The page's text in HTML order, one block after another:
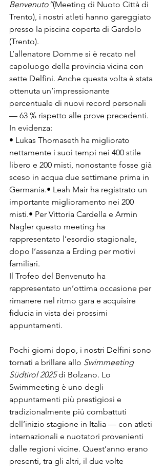
Benvenuto”(Meeting di Nuoto Città di
Trento), i nostri atleti hanno gareggiato
presso la piscina coperta di Gardolo
(Trento).
L’allenatore Domme si è recato nel
capoluogo della provincia vicina con
sette Delfini. Anche questa volta è stata
ottenuta un’impressionante
percentuale di nuovi record personali
— 63 % rispetto alle prove precedenti.
In evidenza:
• Lukas Thomaseth ha migliorato
nettamente i suoi tempi nei 400 stile
libero e 200 misti, nonostante fosse già
sceso in acqua due settimane prima in
Germania.• Leah Mair ha registrato un
importante miglioramento nei 200
misti.• Per Vittoria Cardella e Armin
Nagler questo meeting ha
rappresentato l’esordio stagionale,
dopo l’assenza a Erding per motivi
familiari.
Il Trofeo del Benvenuto ha
rappresentato un’ottima occasione per
rimanere nel ritmo gara e acquisire
fiducia in vista dei prossimi
appuntamenti.
Pochi giorni dopo, i nostri Delfini sono
tornati a brillare allo Swimmeeting
Südtirol 2025 di Bolzano. Lo
Swimmeeting è uno degli
appuntamenti più prestigiosi e
tradizionalmente più combattuti
dell’inizio stagione in Italia — con atleti
internazionali e nuotatori provenienti
dalle regioni vicine. Quest’anno erano
presenti, tra gli altri, il due volte